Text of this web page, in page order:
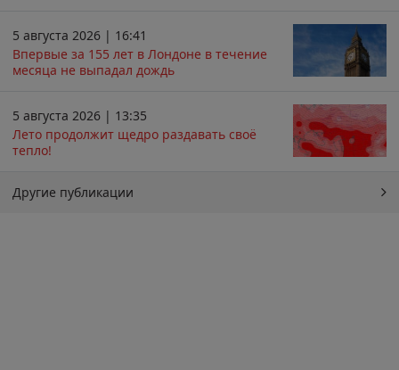
5 августа 2026 | 16:41
Впервые за 155 лет в Лондоне в течение
месяца не выпадал дождь
5 августа 2026 | 13:35
Лето продолжит щедро раздавать своё
тепло!
Другие публикации